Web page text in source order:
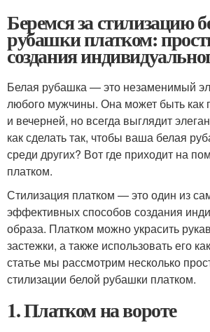
Беремся за стилизацию
рубашки платком:
создания
Белая рубашка — это незаменимый
любого мужчины. Она может быть как
и вечерней, но всегда выглядит
как сделать так, чтобы ваша белая
среди других? Вот где приходит на
платком.
Стилизация платком — это один из
эффективных способов создания
образа. Платком можно украсить
застежки, а также использовать его
статье мы рассмотрим несколько
стилизации белой рубашки платком.
1. Платком на вороте